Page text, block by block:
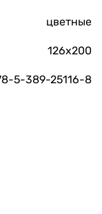
цветные
126х200
5-389-25116-8